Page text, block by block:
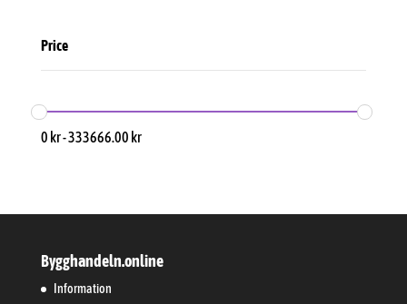
Price
0 kr-333666.00 kr
Bygghandeln.online
Information